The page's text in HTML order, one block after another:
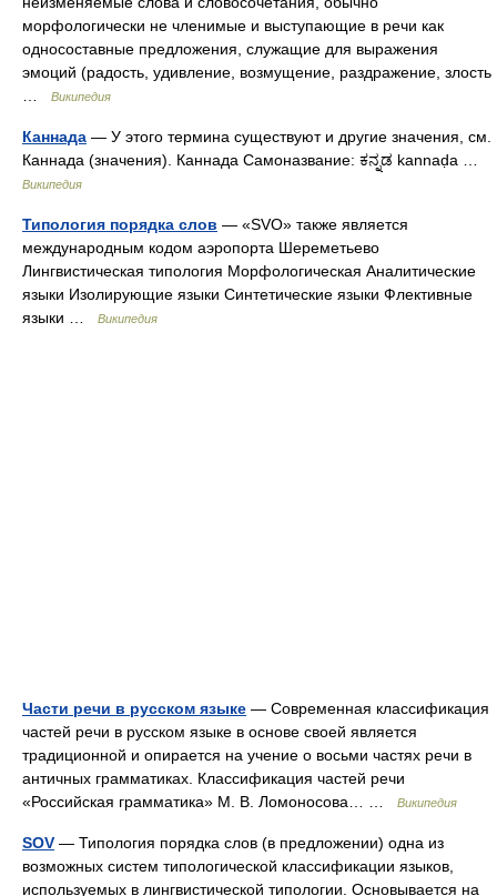
морфологически не членимые и выступающие в речи как
односоставные предложения, служащие для выражения
эмоций (радость, удивление, возмущение, раздражение, злость
Википедия
Каннада — У этого термина существуют и другие значения, см.
Каннада (значения). Каннада Самоназвание: ಕನ್ನಡ kannaḍa …
Википедия
Типология порядка слов — «SVO» также является
международным кодом аэропорта Шереметьево
Лингвистическая типология Морфологическая Аналитические
языки Изолирующие языки Синтетические языки Флективные
языки …
Википедия
Части речи в русском языке — Современная классификация
частей речи в русском языке в основе своей является
традиционной и опирается на учение о восьми частях речи в
античных грамматиках. Классификация частей речи
«Российская грамматика» М. В. Ломоносова… …
Википедия
SOV — Типология порядка слов (в предложении) одна из
возможных систем типологической классификации языков,
используемых в лингвистической типологии. Основывается на